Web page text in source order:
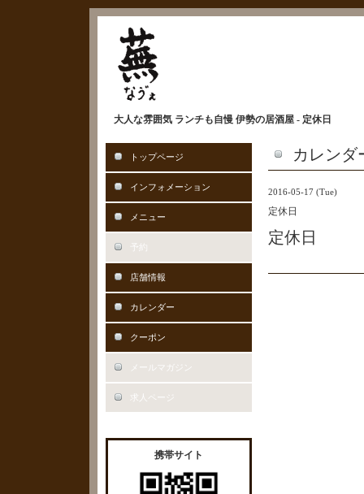
大人な雰囲気 ランチも自慢 伊勢の居酒屋 - 定休日
カレンダ
2016-05-17 (Tue)
定休日
定休日
トップページ
インフォメーション
メニュー
予約
店舗情報
カレンダー
クーポン
メールマガジン
求人ページ
携帯サイト